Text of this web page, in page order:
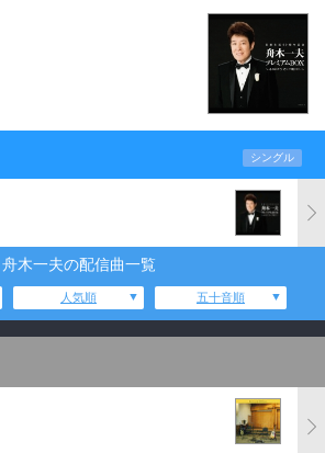
シングル
舟木一夫の配信曲一覧
人気順 五十音順